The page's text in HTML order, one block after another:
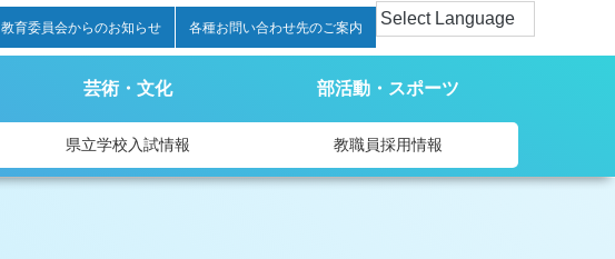
教育委員会からのお知らせ 各種お問い合わせ先のご案内
芸術・文化 部活動・スポーツ
県立学校入試情報 教職員採用情報